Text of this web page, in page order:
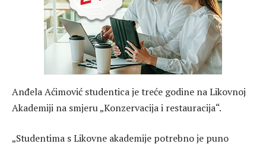
Anđela Aćimović studentica je treće godine na Likovnoj
Akademiji na smjeru „Konzervacija i restauracija“.
„Studentima s Likovne akademije potrebno je puno